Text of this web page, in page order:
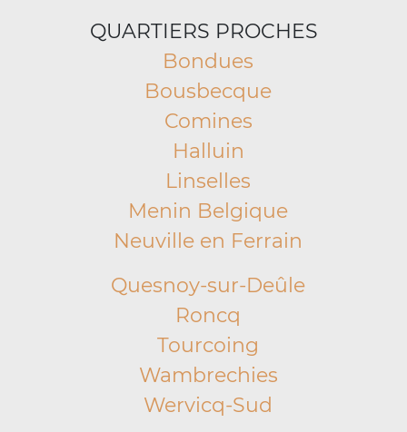
QUARTIERS PROCHES
Bondues
Bousbecque
Comines
Halluin
Linselles
Menin Belgique
Neuville en Ferrain
Quesnoy-sur-Deûle
Roncq
Tourcoing
Wambrechies
Wervicq-Sud